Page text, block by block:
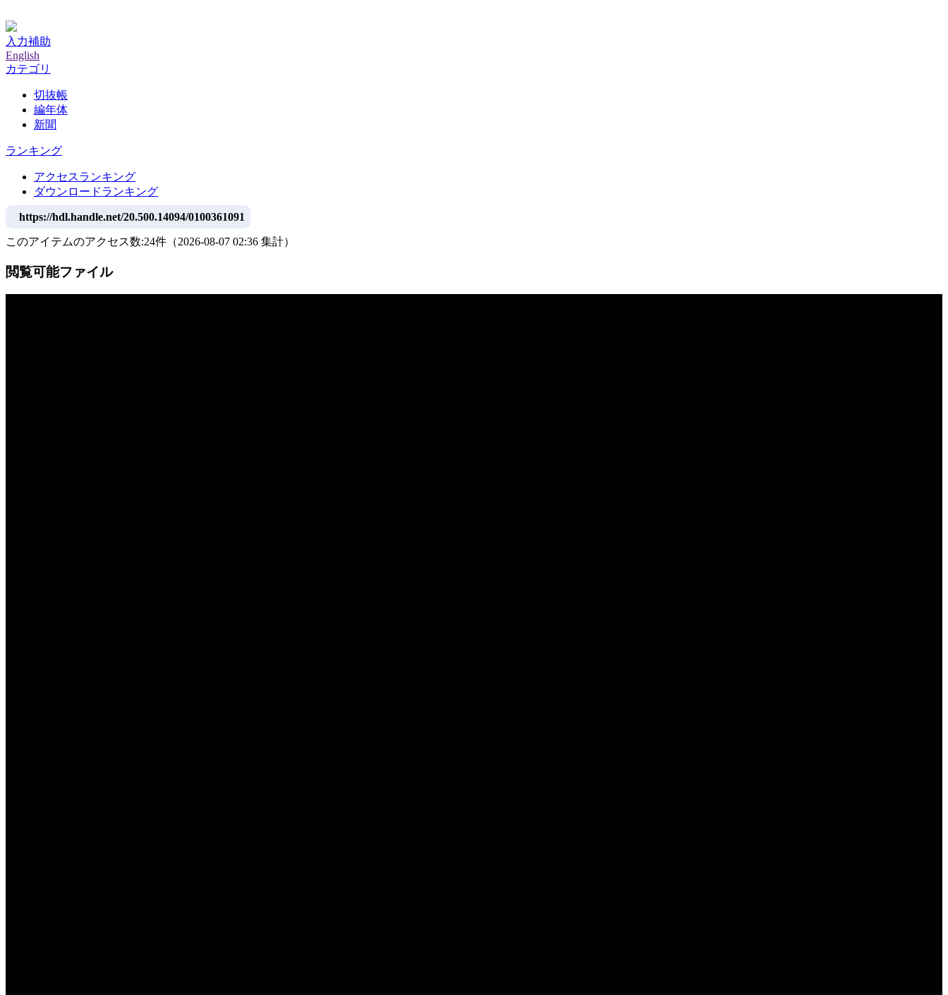
入力補助
English
カテゴリ
切抜帳
編年体
新聞
ランキング
アクセスランキング
ダウンロードランキング
https://hdl.handle.net/20.500.14094/0100361091
このアイテムのアクセス数:24件 （2026-08-07 02:36 集計）
閲覧可能ファイル